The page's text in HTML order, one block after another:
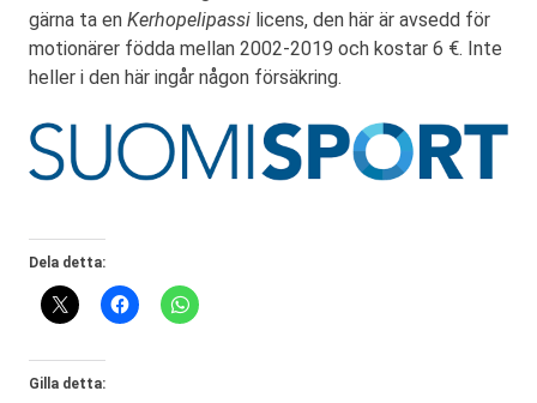
gärna ta en Kerhopelipassi licens, den här är avsedd för
motionärer födda mellan 2002-2019 och kostar 6 €. Inte
heller i den här ingår någon försäkring.
Dela detta:
Gilla detta: